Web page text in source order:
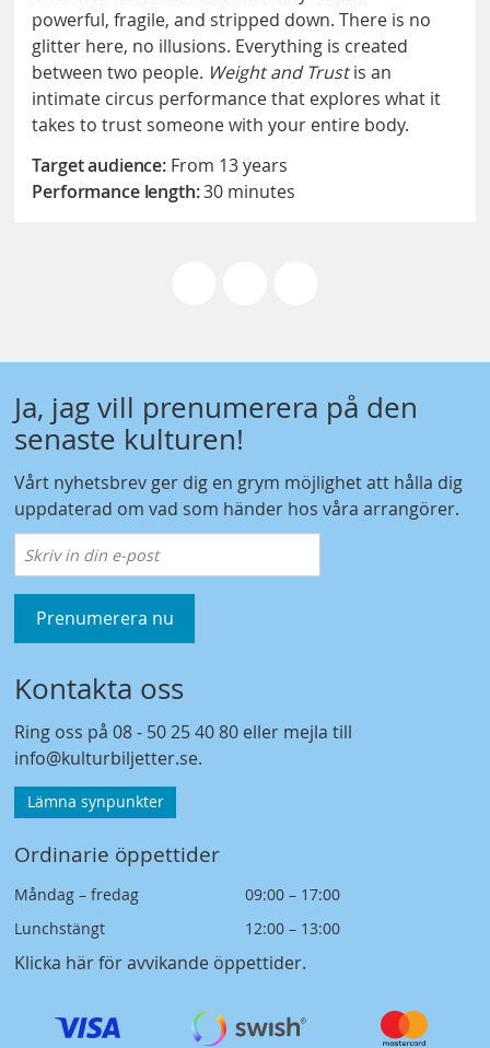
powerful, fragile, and stripped down. There is no
glitter here, no illusions. Everything is created
between two people. Weight and Trustis an
intimate circus performance that explores what it
takes to trust someone with your entire body.
Target audience:From 13 years
Performance length:30 minutes
Ja, jag vill prenumerera på den
senaste kulturen!
Vårt nyhetsbrev ger dig en grym möjlighet att hålla dig
uppdaterad om vad som händer hos våra arrangörer.
Prenumerera nu
Kontakta oss
Ring oss på08 - 50 25 40 80 eller mejla till
info@kulturbiljetter.se.
Lämna synpunkter
Ordinarie öppettider
Måndag – fredag
09:00 – 17:00
Lunchstängt
12:00 – 13:00
Klicka här för avvikande öppettider.